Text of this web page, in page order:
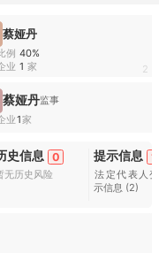
蔡娅丹
例 40%
业 1 家 2
蔡娅丹监事
业1家
史信息 0
无历史风险
提示信息
法定代表人
示信息 (2)